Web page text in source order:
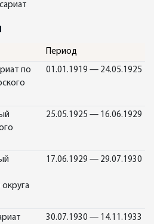
Период
по
01.01.1919 — 24.05.1925
25.05.1925 — 16.06.1929
17.06.1929 — 29.07.1930
30.07.1930 — 14.11.1933